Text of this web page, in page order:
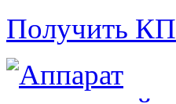
Получить КП